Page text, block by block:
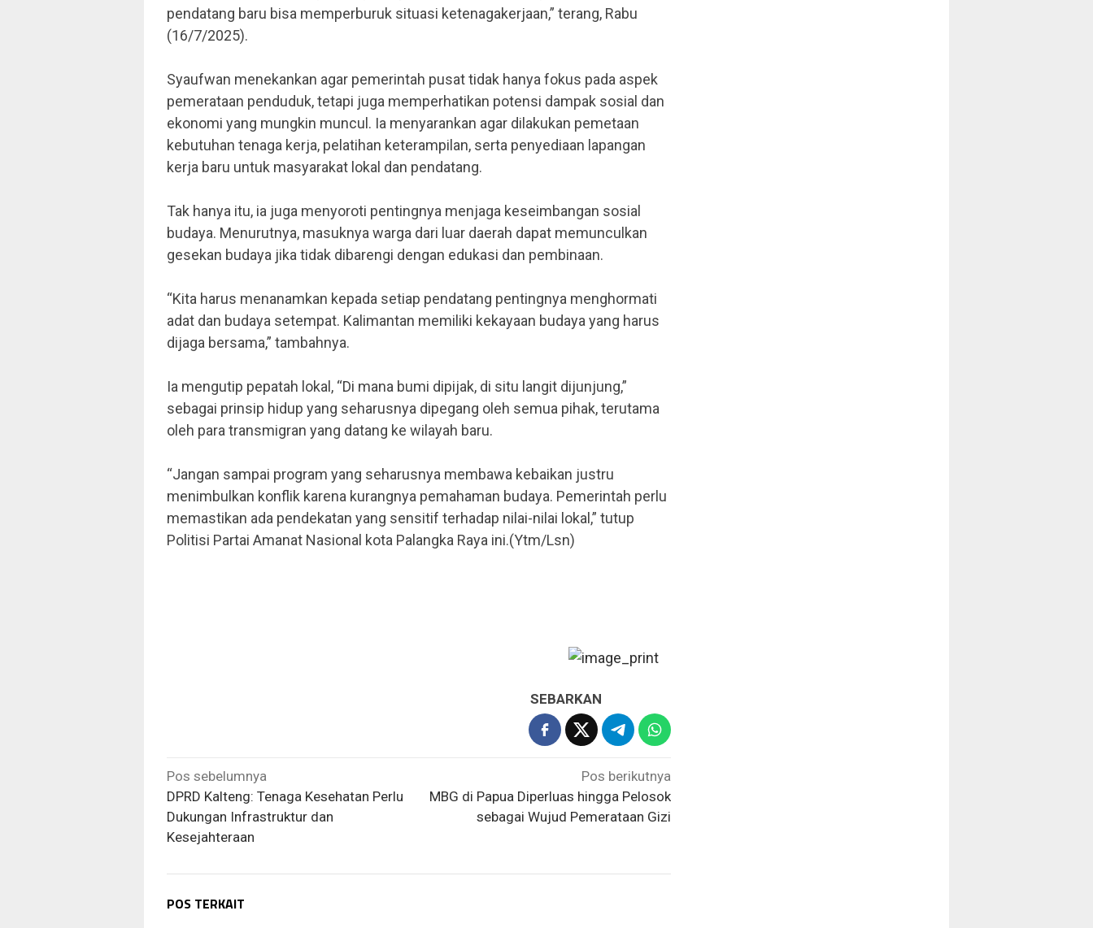
pendatang baru bisa memperburuk situasi ketenagakerjaan,” terang, Rabu
(16/7/2025).
Syaufwan menekankan agar pemerintah pusat tidak hanya fokus pada aspek
pemerataan penduduk, tetapi juga memperhatikan potensi dampak sosial dan
ekonomi yang mungkin muncul. Ia menyarankan agar dilakukan pemetaan
kebutuhan tenaga kerja, pelatihan keterampilan, serta penyediaan lapangan
kerja baru untuk masyarakat lokal dan pendatang.
Tak hanya itu, ia juga menyoroti pentingnya menjaga keseimbangan sosial
budaya. Menurutnya, masuknya warga dari luar daerah dapat memunculkan
gesekan budaya jika tidak dibarengi dengan edukasi dan pembinaan.
“Kita harus menanamkan kepada setiap pendatang pentingnya menghormati
adat dan budaya setempat. Kalimantan memiliki kekayaan budaya yang harus
dijaga bersama,” tambahnya.
Ia mengutip pepatah lokal, “Di mana bumi dipijak, di situ langit dijunjung,”
sebagai prinsip hidup yang seharusnya dipegang oleh semua pihak, terutama
oleh para transmigran yang datang ke wilayah baru.
“Jangan sampai program yang seharusnya membawa kebaikan justru
menimbulkan konflik karena kurangnya pemahaman budaya. Pemerintah perlu
memastikan ada pendekatan yang sensitif terhadap nilai-nilai lokal,” tutup
Politisi Partai Amanat Nasional kota Palangka Raya ini.(Ytm/Lsn)
SEBARKAN
Navigasi
pos
Pos sebelumnya
DPRD Kalteng: Tenaga Kesehatan Perlu
Dukungan Infrastruktur dan
Kesejahteraan
Pos berikutnya
MBG di Papua Diperluas hingga Pelosok
sebagai Wujud Pemerataan Gizi
POS TERKAIT